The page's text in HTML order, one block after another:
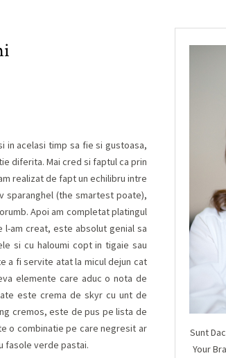
in acelasi timp sa fie si gustoasa,
diferita. Mai cred si faptul ca prin
realizat de fapt un echilibru intre
sparanghel (the smartest poate),
Apoi am completat platingul
l-am creat, este absolut genial sa
si cu haloumi copt in tigaie sau
a fi servite atat la micul dejun cat
elemente care aduc o nota de
este crema de skyr cu unt de
cremos, este de pus pe lista de
o combinatie pe care negresit ar
fasole verde pastai.
Sunt
Your